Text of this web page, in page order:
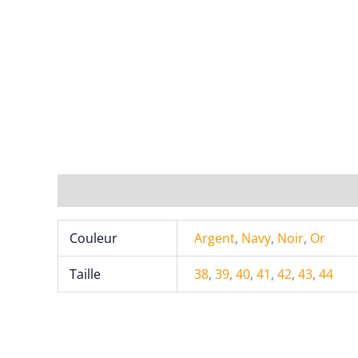
Couleur Argent, Navy, Noir, Or
Taille 38,39,40,41,42,43,44